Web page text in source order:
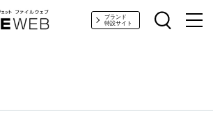
ーディオ/ガジェットブランド
特設サイト